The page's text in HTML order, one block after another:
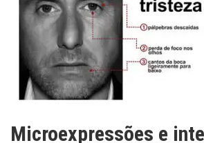
Microexpressões e